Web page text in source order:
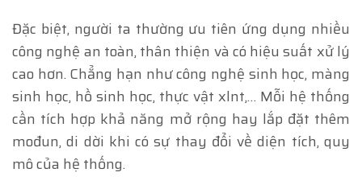
Đặc biệt, người ta thường ưu tiên ứng dụng nhiều
công nghệ an toàn, thân thiện và có hiệu suất xử lý
cao hơn. Chẳng hạn như công nghệ sinh học, màng
sinh học, hồ sinh học, thực vật xlnt,… Mỗi hệ thống
cần tích hợp khả năng mở rộng hay lắp đặt thêm
mođun, di dời khi có sự thay đổi về diện tích, quy
mô của hệ thống.